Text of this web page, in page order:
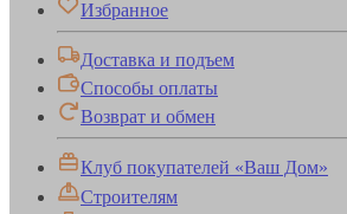
Избранное
Доставка и подъем
Способы оплаты
Возврат и обмен
Клуб покупателей «Ваш Дом»
Строителям